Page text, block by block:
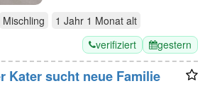
Mischling 1 Jahr 1 Monat alt
verifiziert gestern
Kater sucht neue Familie